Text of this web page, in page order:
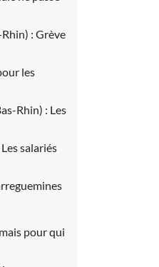
: Grève
les
Rhin) : Les
Les salariés
pour qui